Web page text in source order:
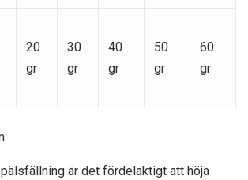
20
gr
30
gr
40
gr
50
gr
60
gr
är det fördelaktigt att höja